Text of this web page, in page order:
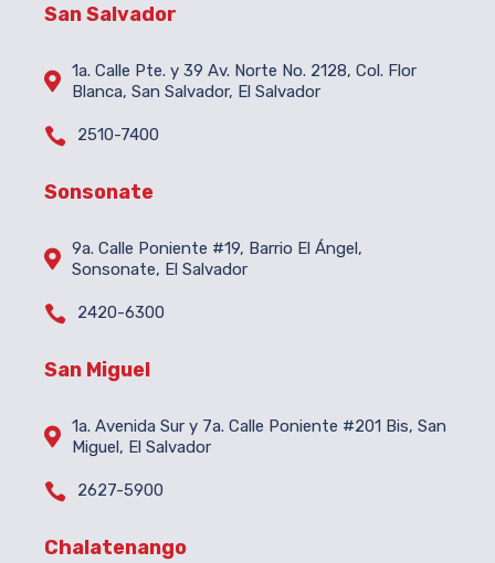
San Salvador
 1a. Calle Pte. y 39 Av. Norte No. 2128, Col. Flor
Blanca, San Salvador, El Salvador
 2510-7400
Sonsonate
 9a. Calle Poniente #19, Barrio El Ángel,
Sonsonate, El Salvador
 2420-6300
San Miguel
 1a. Avenida Sur y 7a. Calle Poniente #201 Bis, San
Miguel, El Salvador
 2627-5900
Chalatenango